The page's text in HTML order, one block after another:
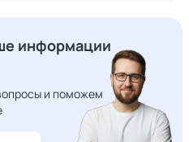
информации
и поможем